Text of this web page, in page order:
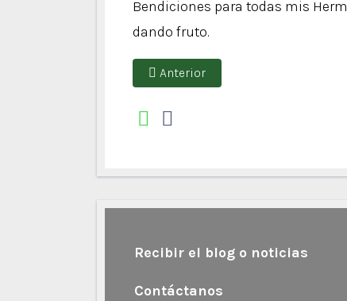
Bendiciones para todas mis
dando fruto.
Artículo anterior: Cómo daba
Anterior
Recibir el blog o noticias
Contáctanos